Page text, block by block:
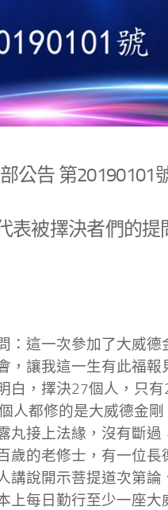
公告 第20190101
表被擇決者們的提
：這一次參加了大威德
，讓我這一生有此福報
白，擇決27個人，只
人都修的是大威德金剛
丸接上法緣，沒有斷過
歲的老修士，有一位長
講說開示菩提道次第論
上每日勤行至少一座大